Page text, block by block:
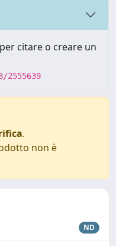
citare o creare un
.
non è
ND